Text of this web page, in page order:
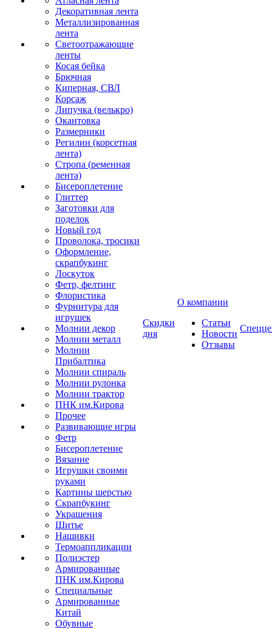
Декоративная лента
Металлизированная
лента
Светоотражающие
ленты
Косая бейка
Брючная
Киперная, СВЛ
Корсаж
Липучка (велькро)
Окантовка
Размерники
Регилин (корсетная
лента)
Стропа (ременная
лента)
Бисероплетение
Глиттер
Заготовки для
поделок
Новый год
Проволока, тросики
Оформление,
скрапбукинг
Лоскуток
Фетр, фелтинг
Флористика
Фурнитура для
игрушек
Молнии декор
Молнии металл
Молнии
Прибалтика
Молнии спираль
Молнии рулонка
Молнии трактор
ПНК им.Кирова
Прочее
Развивающие игры
Фетр
Бисероплетение
Вязание
Игрушки своими
руками
Картины шерстью
Скрапбукинг
Украшения
Шитье
Нашивки
Термоаппликации
Полиэстер
Армированные
ПНК им.Кирова
Специальные
Армированные
Китай
Обувные
Скидки
дня
О компании
Статьи
Новости
Отзывы